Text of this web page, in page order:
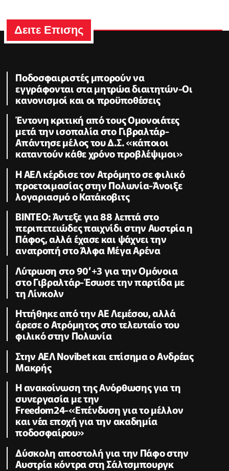
Δειτε Επισης
Ποδοσφαιριστές μπορούν να
εγγράφονται στα μητρώα διαιτητών-Οι
κανονισμοί και οι προϋποθέσεις
Έντονη κριτική από τους Ομονοιάτες
μετά την ισοπαλία στο Γιβραλτάρ-
Απάντησε μέλος του Δ.Σ. «κάποιοι
καταντούν κάθε χρόνο προβλέψιμοι»
Η ΑΕΛ κέρδισε τον Ατρόμητο σε φιλικό
προετοιμασίας στην Πολωνία-Άνοιξε
λογαριασμό ο Κατάκοβιτς
ΒΙΝΤΕΟ: Άντεξε για 88 λεπτά στο
περιπετειώδες παιχνίδι στην Αυστρία η
Πάφος, αλλά έχασε και ψάχνει την
ανατροπή στο Άλφα Μέγα Αρένα
Λύτρωση στο 90’+3 για την Ομόνοια
στο Γιβραλτάρ-Έσωσε την παρτίδα με
τη Λίνκολν
Ηττήθηκε από την ΑΕ Λεμέσου, αλλά
άρεσε ο Ατρόμητος στο τελευταίο του
φιλικό στην Πολωνία
Στην ΑΕΛ Novibet και επίσημα ο Ανδρέας
Μακρής
H ανακοίνωση της Ανόρθωσης για τη
συνεργασία με την
Freedom24-«Επένδυση για το μέλλον
και νέα εποχή για την ακαδημία
ποδοσφαίρου»
Δύσκολη αποστολή για την Πάφο στην
Αυστρία κόντρα στη Σάλτσμπουργκ